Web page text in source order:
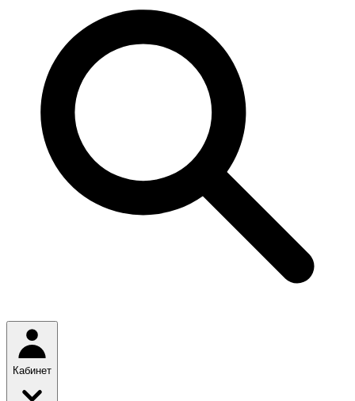
Кабинет